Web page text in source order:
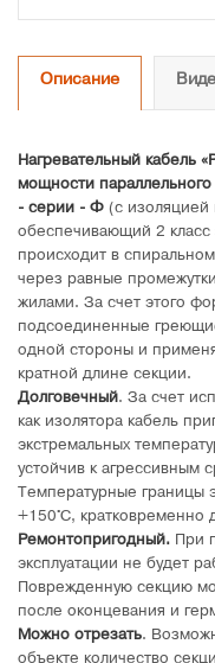
Описание
Нагревательный
мощности
- серии - Ф (с
обеспечивающий 2
происходит в
через равные
жилами. За счет этого
подсоединенные
одной стороны и
кратной длине секции.
Долговечный. За счет
как изолятора кабель
экстремальных
устойчив к агрессивным
Температурные границы
+150°C, кратковременно
Ремонтопригодный. При
эксплуатации не будет
Поврежденную секцию
после оконцевания и
Можно отрезать.